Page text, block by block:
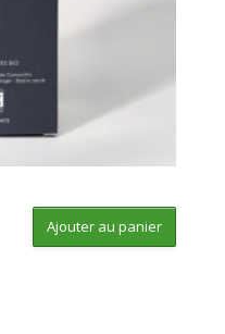
Ajouter au panier